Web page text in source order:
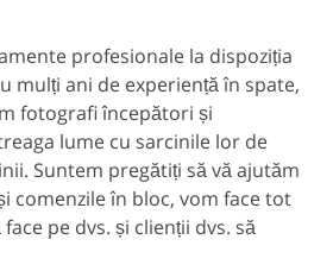
profesionale la dispoziția
mulți ani de experiență în spate,
fotografi începători și
lume cu sarcinile lor de
Suntem pregătiți să vă ajutăm
comenzile în bloc, vom face tot
pe dvs. și clienții dvs. să